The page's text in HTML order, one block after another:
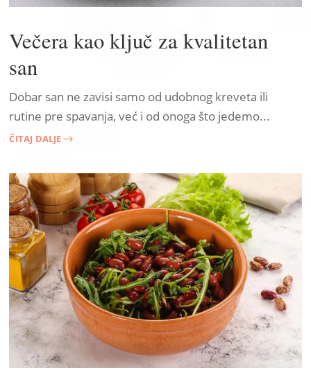
Večera kao ključ za kvalitetan
san
Dobar san ne zavisi samo od udobnog kreveta ili
rutine pre spavanja, već i od onoga što jedemo...
ČITAJ DALJE$